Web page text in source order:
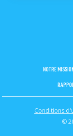
NOTRE
Conditions
©